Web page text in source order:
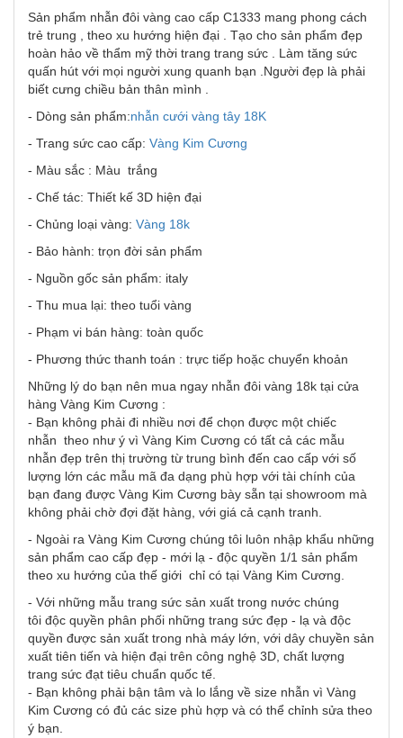
Sản phẩm nhẫn đôi vàng cao cấp C1333 mang phong cách
trẻ trung , theo xu hướng hiện đại . Tạo cho sản phẩm đẹp
hoàn hảo về thẩm mỹ thời trang trang sức . Làm tăng sức
quấn hút với mọi người xung quanh bạn .Người đẹp là phải
biết cưng chiều bản thân mình .
- Dòng sản phẩm:nhẫn cưới vàng tây 18K
- Trang sức cao cấp: Vàng Kim Cương
- Màu sắc : Màu trắng
- Chế tác: Thiết kế 3D hiện đại
- Chủng loại vàng: Vàng 18k
- Bảo hành: trọn đời sản phẩm
- Nguồn gốc sản phẩm: italy
- Thu mua lại: theo tuổi vàng
- Phạm vi bán hàng: toàn quốc
- Phương thức thanh toán : trực tiếp hoặc chuyển khoản
Những lý do bạn nên mua ngay nhẫn đôi vàng 18k tại cửa
hàng Vàng Kim Cương :
- Bạn không phải đi nhiều nơi để chọn được một chiếc
nhẫn theo như ý vì Vàng Kim Cương có tất cả các mẫu
nhẫn đẹp trên thị trường từ trung bình đến cao cấp với số
lượng lớn các mẫu mã đa dạng phù hợp với tài chính của
bạn đang được Vàng Kim Cương bày sẵn tại showroom mà
không phải chờ đợi đặt hàng, với giá cả cạnh tranh.
- Ngoài ra Vàng Kim Cương chúng tôi luôn nhập khẩu những
sản phẩm cao cấp đẹp - mới lạ - độc quyền 1/1 sản phẩm
theo xu hướng của thế giới chỉ có tại Vàng Kim Cương.
- Với những mẫu trang sức sản xuất trong nước chúng
tôi độc quyền phân phối những trang sức đẹp - lạ và độc
quyền được sản xuất trong nhà máy lớn, với dây chuyền sản
xuất tiên tiến và hiện đại trên công nghệ 3D, chất lượng
trang sức đạt tiêu chuẩn quốc tế.
- Bạn không phải bận tâm và lo lắng về size nhẫn vì Vàng
Kim Cương có đủ các size phù hợp và có thể chỉnh sửa theo
ý bạn.